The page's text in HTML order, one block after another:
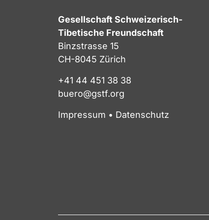
Gesellschaft Schweizerisch-
Tibetische Freundschaft
Binzstrasse 15
CH-8045 Zürich
+41 44 451 38 38
buero@gstf.org
Impressum • Datenschutz